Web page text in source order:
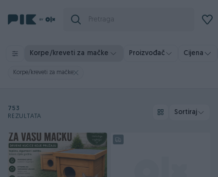
Korpe/kreveti za mačke Proizvođač Cijena
Korpe/kreveti za mačke
753
REZULTATA
Sortiraj